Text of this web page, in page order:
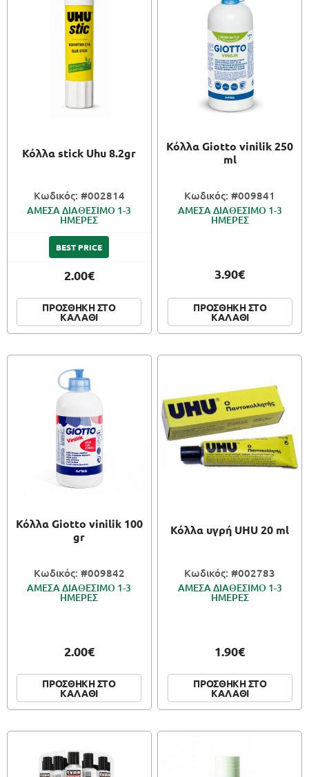
Κόλλα stick Uhu 8.2gr
Κωδικός: #002814
ΑΜΕΣΑ ΔΙΑΘΕΣΙΜΟ 1-3
ΗΜΕΡΕΣ
BEST PRICE
2.00€
ΠΡΟΣΘΗΚΗ ΣΤΟ
ΚΑΛΑΘΙ
Κόλλα Giotto vinilik 250
ml
Κωδικός: #009841
ΑΜΕΣΑ ΔΙΑΘΕΣΙΜΟ 1-3
ΗΜΕΡΕΣ
3.90€
ΠΡΟΣΘΗΚΗ ΣΤΟ
ΚΑΛΑΘΙ
Κόλλα Giotto vinilik 100
gr
Κωδικός: #009842
ΑΜΕΣΑ ΔΙΑΘΕΣΙΜΟ 1-3
ΗΜΕΡΕΣ
2.00€
ΠΡΟΣΘΗΚΗ ΣΤΟ
ΚΑΛΑΘΙ
Κόλλα υγρή UHU 20 ml
Κωδικός: #002783
ΑΜΕΣΑ ΔΙΑΘΕΣΙΜΟ 1-3
ΗΜΕΡΕΣ
1.90€
ΠΡΟΣΘΗΚΗ ΣΤΟ
ΚΑΛΑΘΙ